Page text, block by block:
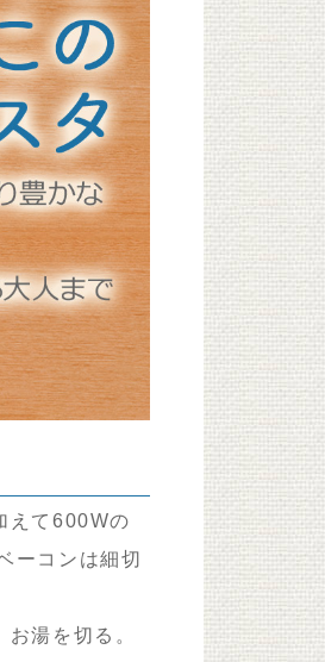
えて600Wの
ーコンは細切
湯を切る。